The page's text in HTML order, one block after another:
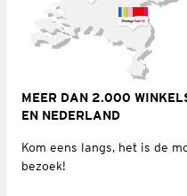
MEER DAN 2.000
EN NEDERLAND
Kom eens langs, het is de
bezoek!